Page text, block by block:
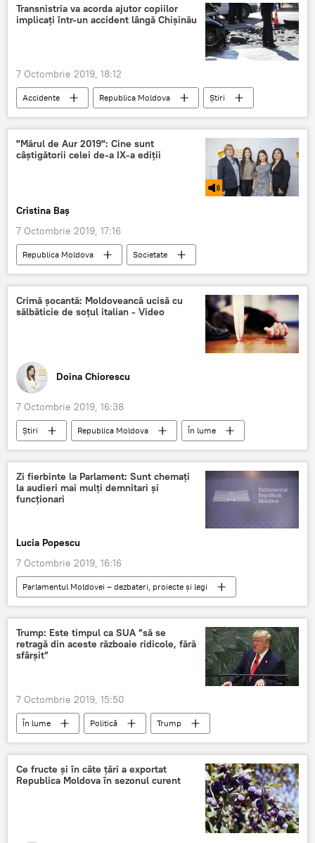
Transnistria va acorda ajutor copiilor
implicați într-un accident lângă Chișinău
7 Octombrie 2019, 18:12
Accidente Republica Moldova
Știri
copii
accident
"Mărul de Aur 2019": Cine sunt
câștigătorii celei de-a IX-a ediții
Cristina Baș
7 Octombrie 2019, 17:16
Republica Moldova
Societate
Podcasturi
Podcasturi castigatori
Crimă şocantă: Moldoveancă ucisă cu
sălbăticie de soţul italian - Video
Doina Chiorescu
7 Octombrie 2019, 16:38
Știri Republica Moldova
În lume
crima
moldoveanca ucisa
Zi fierbinte la Parlament: Sunt chemați
la audieri mai mulți demnitari și
funcționari
Lucia Popescu
7 Octombrie 2019, 16:16
Parlamentul Moldovei – dezbateri, proiecte și legi
Știri
Republica Moldova Politică
Trump: Este timpul ca SUA ”să se
retragă din aceste războaie ridicole, fără
sfârșit”
7 Octombrie 2019, 15:50
În lume Politică Trump
Ce fructe și în câte țări a exportat
Republica Moldova în sezonul curent